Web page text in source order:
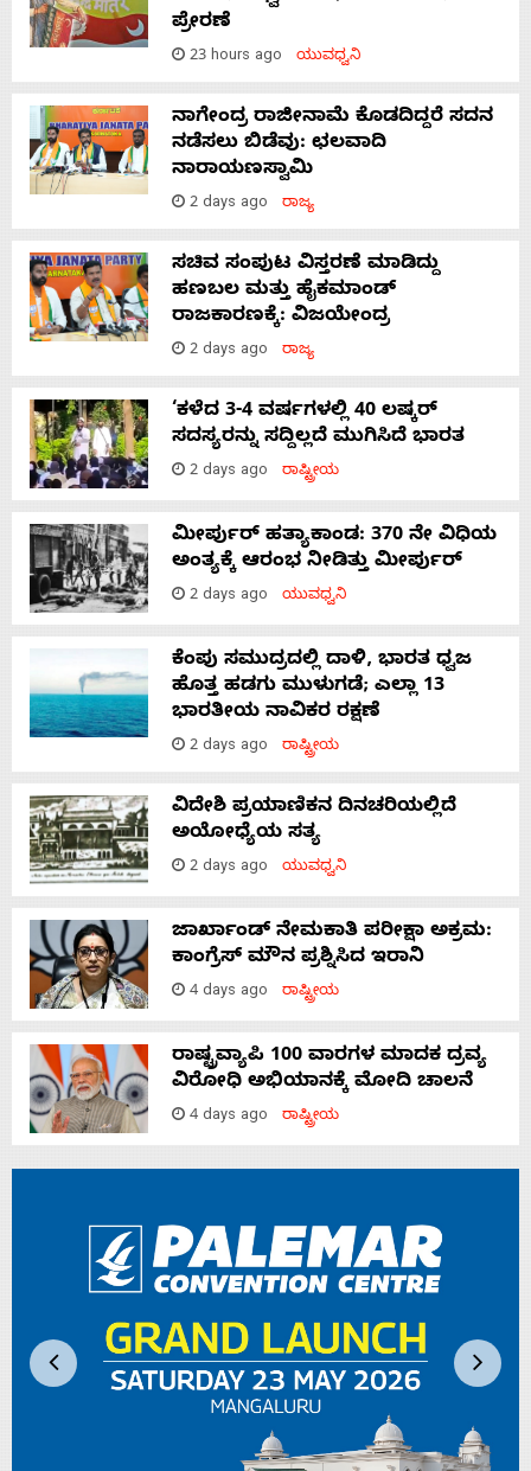
ಪ್ರೇರಣೆ
23 hours ago ಯುವಧ್ವನಿ
ನಾಗೇಂದ್ರ ರಾಜೀನಾಮೆ ಕೊಡದಿದ್ದರೆ ಸದನ
ನಡೆಸಲು ಬಿಡೆವು: ಛಲವಾದಿ
ನಾರಾಯಣಸ್ವಾಮಿ
2 days ago ರಾಜ್ಯ
ಸಚಿವ ಸಂಪುಟ ವಿಸ್ತರಣೆ ಮಾಡಿದ್ದು
ಹಣಬಲ ಮತ್ತು ಹೈಕಮಾಂಡ್
ರಾಜಕಾರಣಕ್ಕೆ: ವಿಜಯೇಂದ್ರ
2 days ago ರಾಜ್ಯ
‘ಕಳೆದ 3-4 ವರ್ಷಗಳಲ್ಲಿ 40 ಲಷ್ಕರ್
ಸದಸ್ಯರನ್ನು ಸದ್ದಿಲ್ಲದೆ ಮುಗಿಸಿದೆ ಭಾರತ
2 days ago ರಾಷ್ಟ್ರೀಯ
ಮೀರ್ಪುರ್ ಹತ್ಯಾಕಾಂಡ: 370 ನೇ ವಿಧಿಯ
ಅಂತ್ಯಕ್ಕೆ ಆರಂಭ ನೀಡಿತ್ತು ಮೀರ್ಪುರ್
2 days ago ಯುವಧ್ವನಿ
ಕೆಂಪು ಸಮುದ್ರದಲ್ಲಿ ದಾಳಿ, ಭಾರತ ಧ್ವಜ
ಹೊತ್ತ ಹಡಗು ಮುಳುಗಡೆ; ಎಲ್ಲಾ 13
ಭಾರತೀಯ ನಾವಿಕರ ರಕ್ಷಣೆ
2 days ago ರಾಷ್ಟ್ರೀಯ
ವಿದೇಶಿ ಪ್ರಯಾಣಿಕನ ದಿನಚರಿಯಲ್ಲಿದೆ
ಅಯೋಧ್ಯೆಯ ಸತ್ಯ
2 days ago ಯುವಧ್ವನಿ
ಜಾರ್ಖಾಂಡ್‌ ನೇಮಕಾತಿ ಪರೀಕ್ಷಾ ಅಕ್ರಮ:
ಕಾಂಗ್ರೆಸ್‌ ಮೌನ ಪ್ರಶ್ನಿಸಿದ ಇರಾನಿ
4 days ago ರಾಷ್ಟ್ರೀಯ
ರಾಷ್ಟ್ರವ್ಯಾಪಿ 100 ವಾರಗಳ ಮಾದಕ ದ್ರವ್ಯ
ವಿರೋಧಿ ಅಭಿಯಾನಕ್ಕೆ ಮೋದಿ ಚಾಲನೆ
4 days ago ರಾಷ್ಟ್ರೀಯ